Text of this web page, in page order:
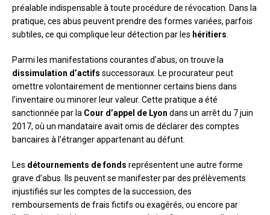
préalable indispensable à toute procédure de révocation. Dans la
pratique, ces abus peuvent prendre des formes variées, parfois
subtiles, ce qui complique leur détection par les héritiers
Parmi les manifestations courantes d’abus, on trouve la
dissimulation d’actifs successoraux. Le procurateur peut
omettre volontairement de mentionner certains biens dans
l’inventaire ou minorer leur valeur. Cette pratique a été
sanctionnée par la Cour d’appel de Lyon dans un arrêt du 7 juin
2017, où un mandataire avait omis de déclarer des comptes
bancaires à l’étranger appartenant au défunt.
Les détournements de fonds représentent une autre forme
grave d’abus. Ils peuvent se manifester par des prélèvements
injustifiés sur les comptes de la succession, des
remboursements de frais fictifs ou exagérés, ou encore par